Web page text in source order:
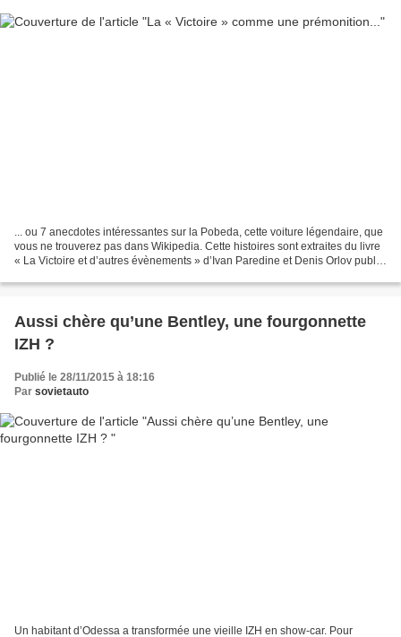
... ou 7 anecdotes intéressantes sur la Pobeda, cette voiture légendaire, que
vous ne trouverez pas dans Wikipedia. Cette histoires sont extraites du livre
« La Victoire et d’autres évènements » d’Ivan Paredine et Denis Orlov publié
Aussi chère qu’une Bentley, une fourgonnette
IZH ?
Publié le 28/11/2015 à 18:16
Par sovietauto
Un habitant d’Odessa a transformée une vieille IZH en show-car. Pour